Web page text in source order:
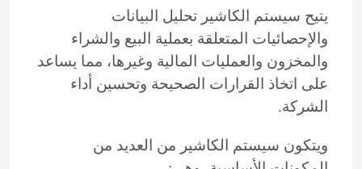
يتيح سيستم الكاشير تحليل البيانات
والإحصائيات المتعلقة بعملية البيع والشراء
والمخزون والعمليات المالية وغيرها، مما يساعد
على اتخاذ القرارات الصحيحة وتحسين أداء
الشركة.
ويتكون سيستم الكاشير من العديد من